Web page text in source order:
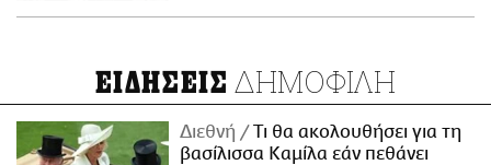
ΕΙΔΗΣΕΙΣ ΔΗΜΟΦΙΛΗ
Διεθνή
Τι θα ακολουθήσει για τη
βασίλισσα Καμίλα εάν πεθάνει